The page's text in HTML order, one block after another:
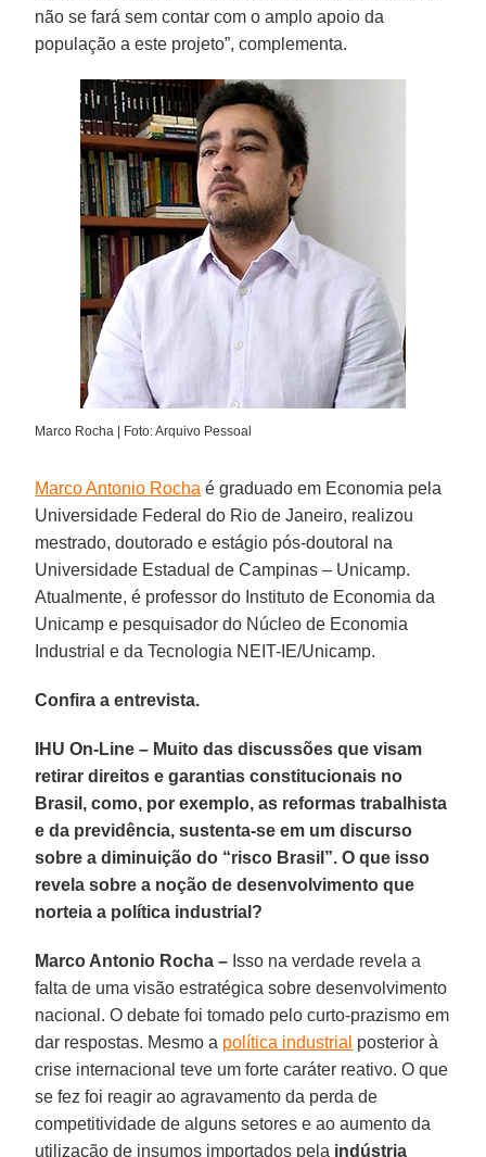
não se fará sem contar com o amplo apoio da
população a este projeto”, complementa.
Marco Rocha | Foto: Arquivo Pessoal
Marco Antonio Rocha é graduado em Economia pela
Universidade Federal do Rio de Janeiro, realizou
mestrado, doutorado e estágio pós-doutoral na
Universidade Estadual de Campinas – Unicamp.
Atualmente, é professor do Instituto de Economia da
Unicamp e pesquisador do Núcleo de Economia
Industrial e da Tecnologia NEIT-IE/Unicamp.
Confira a entrevista.
IHU On-Line – Muito das discussões que visam
retirar direitos e garantias constitucionais no
Brasil, como, por exemplo, as reformas trabalhista
e da previdência, sustenta-se em um discurso
sobre a diminuição do “risco Brasil”. O que isso
revela sobre a noção de desenvolvimento que
norteia a política industrial?
Marco Antonio Rocha – Isso na verdade revela a
falta de uma visão estratégica sobre desenvolvimento
nacional. O debate foi tomado pelo curto-prazismo em
dar respostas. Mesmo a política industrial posterior à
crise internacional teve um forte caráter reativo. O que
se fez foi reagir ao agravamento da perda de
competitividade de alguns setores e ao aumento da
utilização de insumos importados pela indústria